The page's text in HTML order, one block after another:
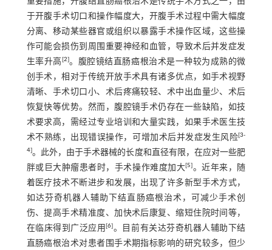
于开腹手术切口和操作幅度大，开腹手术过程中需大幅度
分离、移动某些器官或组织以暴露手术操作区域，这些操
作可能会损伤到周围重要神经和血管，导致术后并发症发
生率升高 [2]。腹腔镜结直肠癌根治术是一种较为成熟的微
创手术，相对于传统开放手术具有诸多优点，如手术视野
清晰、手术切口小、术后疼痛较轻、术中出血量少、术后
恢复快等优势。然而，腹腔镜手术仍存在一些缺陷，如技
术要求高，需经过专业培训和大量实践，如果手术医生技
术不熟练，出现错误操作，可增加术后并发症发生风险[3-
4]。此外，由于手术器械的长度和直径有限，在应对一些肥
胖或巨大肿瘤患者时，手术操作难度加大[5]。近年来，随
着医疗技术不断进步和发展，出现了许多新型手术方式，
如达芬奇机器人辅助下结直肠癌根治术，可减少手术创
伤、提高手术精准度、加快术后康复、缩短住院时间等，
在临床得到广泛应用[6]。目前有关达芬奇机器人辅助下结
直肠癌根治术对患者围手术期指标影响的研究较多，但少